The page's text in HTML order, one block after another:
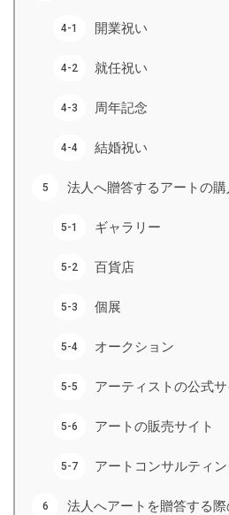
開業祝い
就任祝い
周年記念
結婚祝い
法人へ贈答するアートの
ギャラリー
百貨店
個展
オークション
アーティストの公式サ
アートの販売サイト
アートコンサルティ
法人へアートを贈答する